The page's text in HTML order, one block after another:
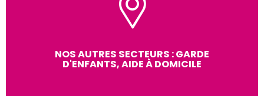
NOS AUTRES SECTEURS : GARDE
D'ENFANTS, AIDE À DOMICILE